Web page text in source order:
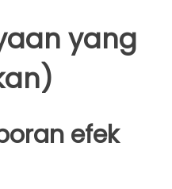
yang
efek